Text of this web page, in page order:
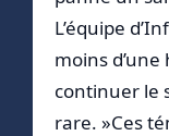
L’équipe
moins
continuer le
rare. »Ces